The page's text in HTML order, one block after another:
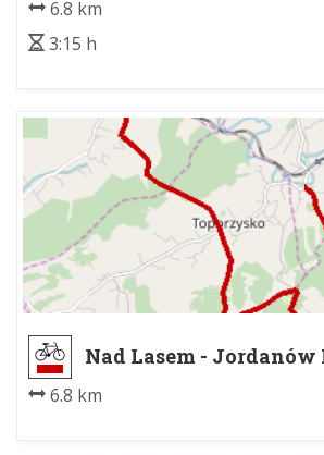
6.8 km
3:15 h
Nad Lasem -
6.8 km